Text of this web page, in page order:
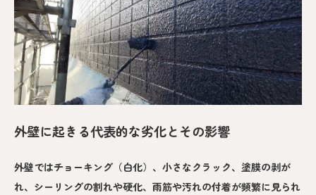
外壁に起きる代表的な劣化とその影響
外壁ではチョーキング（白化）、小さなクラック、塗膜の剥が
れ、シーリングの割れや硬化、雨筋や汚れの付着が頻繁に見られ